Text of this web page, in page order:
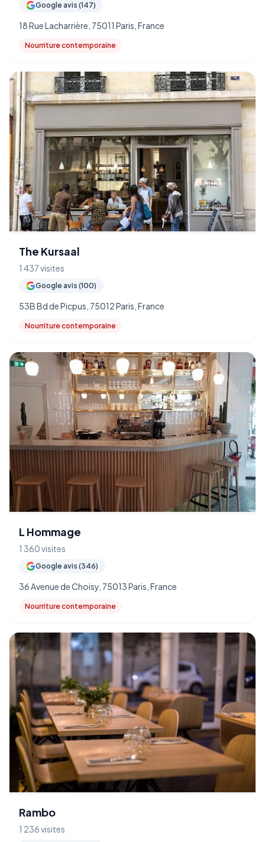
Google avis (147)
18 Rue Lacharrière, 75011 Paris, France
Nourriture contemporaine
The Kursaal
1 437 visites
Google avis (100)
53B Bd de Picpus, 75012 Paris, France
Nourriture contemporaine
L Hommage
1 360 visites
Google avis (346)
36 Avenue de Choisy, 75013 Paris, France
Nourriture contemporaine
Rambo
1 236 visites